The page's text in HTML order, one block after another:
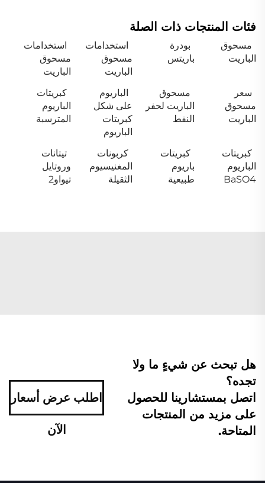
فئات المنتجات ذات الصلة
مسحوق
الباريت
بودرة
باريتس
استخدامات
مسحوق
الباريت
استخدامات
مسحوق
الباريت
سعر
مسحوق
الباريت
مسحوق
الباريت لحفر
النفط
الباريوم
على شكل
كبريتات
الباريوم
كبريتات
الباريوم
المترسبة
كبريتات
الباريوم
BaSO4
كبريتات
باريوم
طبيعية
كربونات
المغنيسيوم
الثقيلة
تيتانات
وروتايل
تيواو2
هل تبحث عن شيءٍ ما ولا
تجده؟
اتصل بمستشارينا للحصول
على مزيد من المنتجات
المتاحة.
اطلب عرض أسعار
الآن